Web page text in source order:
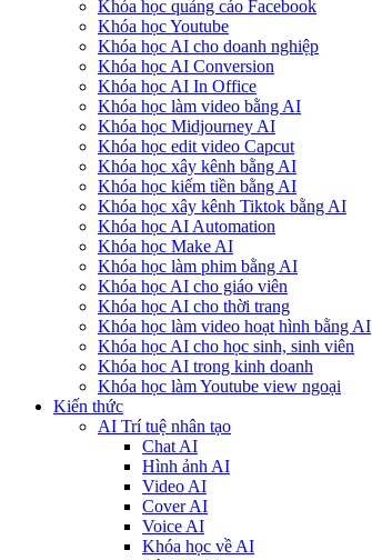
Khóa học quảng cáo Facebook
Khóa học Youtube
Khóa học AI cho doanh nghiệp
Khóa học AI Conversion
Khóa học AI In Office
Khóa học làm video bằng AI
Khóa học Midjourney AI
Khóa học edit video Capcut
Khóa học xây kênh bằng AI
Khóa học kiếm tiền bằng AI
Khóa học xây kênh Tiktok bằng AI
Khóa học AI Automation
Khóa học Make AI
Khóa học làm phim bằng AI
Khóa học AI cho giáo viên
Khóa học AI cho thời trang
Khóa học làm video hoạt hình bằng AI
Khóa học AI cho học sinh, sinh viên
Khóa hoc AI trong kinh doanh
Khóa học làm Youtube view ngoại
Kiến thức
AI Trí tuệ nhân tạo
Chat AI
Hình ảnh AI
Video AI
Cover AI
Voice AI
Khóa học về AI